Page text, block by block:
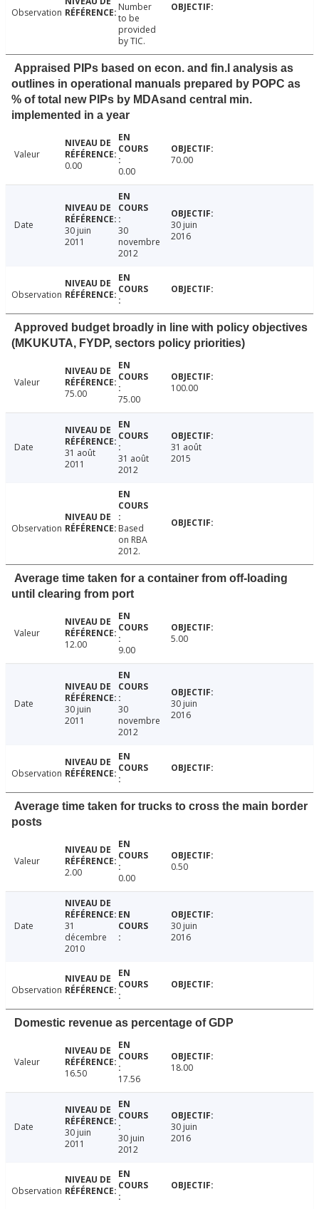
Observation
Number
to be
provided
by TIC.
Appraised PIPs based on econ. and fin.l analysis as
outlines in operational manuals prepared by POPC as
% of total new PIPs by MDAsand central min.
implemented in a year
Valeur
0.00
0.00
70.00
Date
30 juin
2011
30
novembre
2012
30 juin
2016
Observation
Approved budget broadly in line with policy objectives
(MKUKUTA, FYDP, sectors policy priorities)
Valeur
75.00
75.00
100.00
Date
31 août
2011
31 août
2012
31 août
2015
Observation
Based
on RBA
2012.
Average time taken for a container from off-loading
until clearing from port
Valeur
12.00
9.00
5.00
Date
30 juin
2011
30
novembre
2012
30 juin
2016
Observation
Average time taken for trucks to cross the main border
posts
Valeur
2.00
0.00
0.50
Date
31
décembre
2010
30 juin
2016
Observation
Domestic revenue as percentage of GDP
Valeur
16.50
17.56
18.00
Date
30 juin
2011
30 juin
2012
30 juin
2016
Observation